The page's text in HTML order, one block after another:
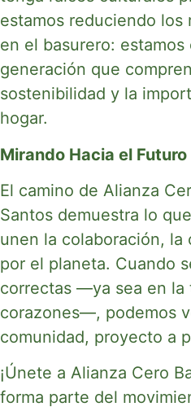
estamos reduciendo los
en el basurero:
generación que
sostenibilidad y la
hogar.
Mirando Hacia el Futuro
El camino de Alianza
Santos demuestra lo
unen la colaboración, la
por el planeta. Cuando
correctas —ya sea en la
corazones—, podemos
comunidad, proyecto a
¡Únete a Alianza Cero
forma parte del